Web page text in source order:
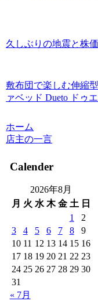
久しぶりの地震と株
敷布団で楽しむ伸縮
ァベッド Dueto ドゥ
ホーム
店主の一言
Calender
2026年8月
月 火 水 木 金 土 日
1
2
3
4 5 6 7 8
9
10 11 12 13 14 15 16
17 18 19 20 21 22 23
24 25 26 27 28 29 30
31
« 7月